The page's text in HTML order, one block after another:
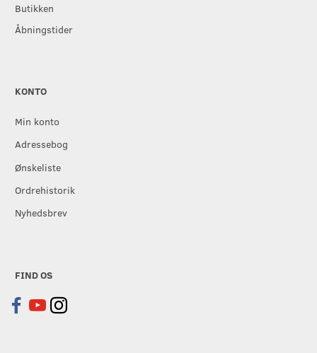
Butikken
Åbningstider
KONTO
Min konto
Adressebog
Ønskeliste
Ordrehistorik
Nyhedsbrev
FIND OS